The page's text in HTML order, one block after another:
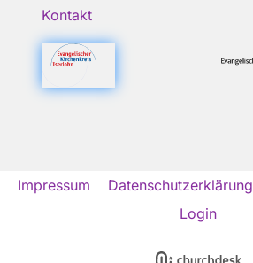
Kontakt
Impressum Datenschutzerklärung
Login